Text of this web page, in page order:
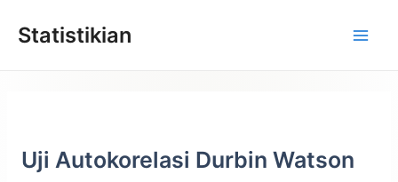
Statistikian
Uji Autokorelasi Durbin Watson